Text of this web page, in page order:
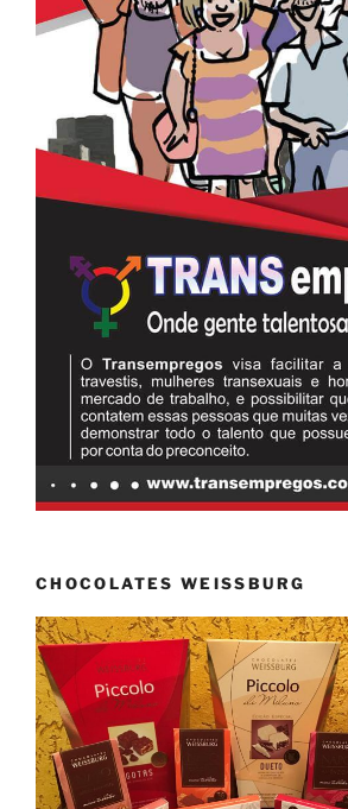
CHOCOLATES WEISSBURG